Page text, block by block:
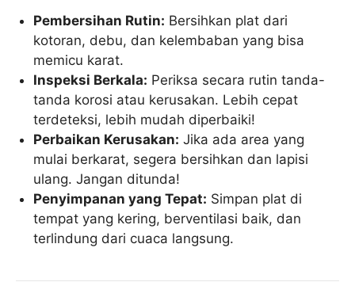
Pembersihan Rutin: Bersihkan plat dari
kotoran, debu, dan kelembaban yang bisa
memicu karat.
Inspeksi Berkala: Periksa secara rutin tanda-
tanda korosi atau kerusakan. Lebih cepat
terdeteksi, lebih mudah diperbaiki!
Perbaikan Kerusakan: Jika ada area yang
mulai berkarat, segera bersihkan dan lapisi
ulang. Jangan ditunda!
Penyimpanan yang Tepat: Simpan plat di
tempat yang kering, berventilasi baik, dan
terlindung dari cuaca langsung.